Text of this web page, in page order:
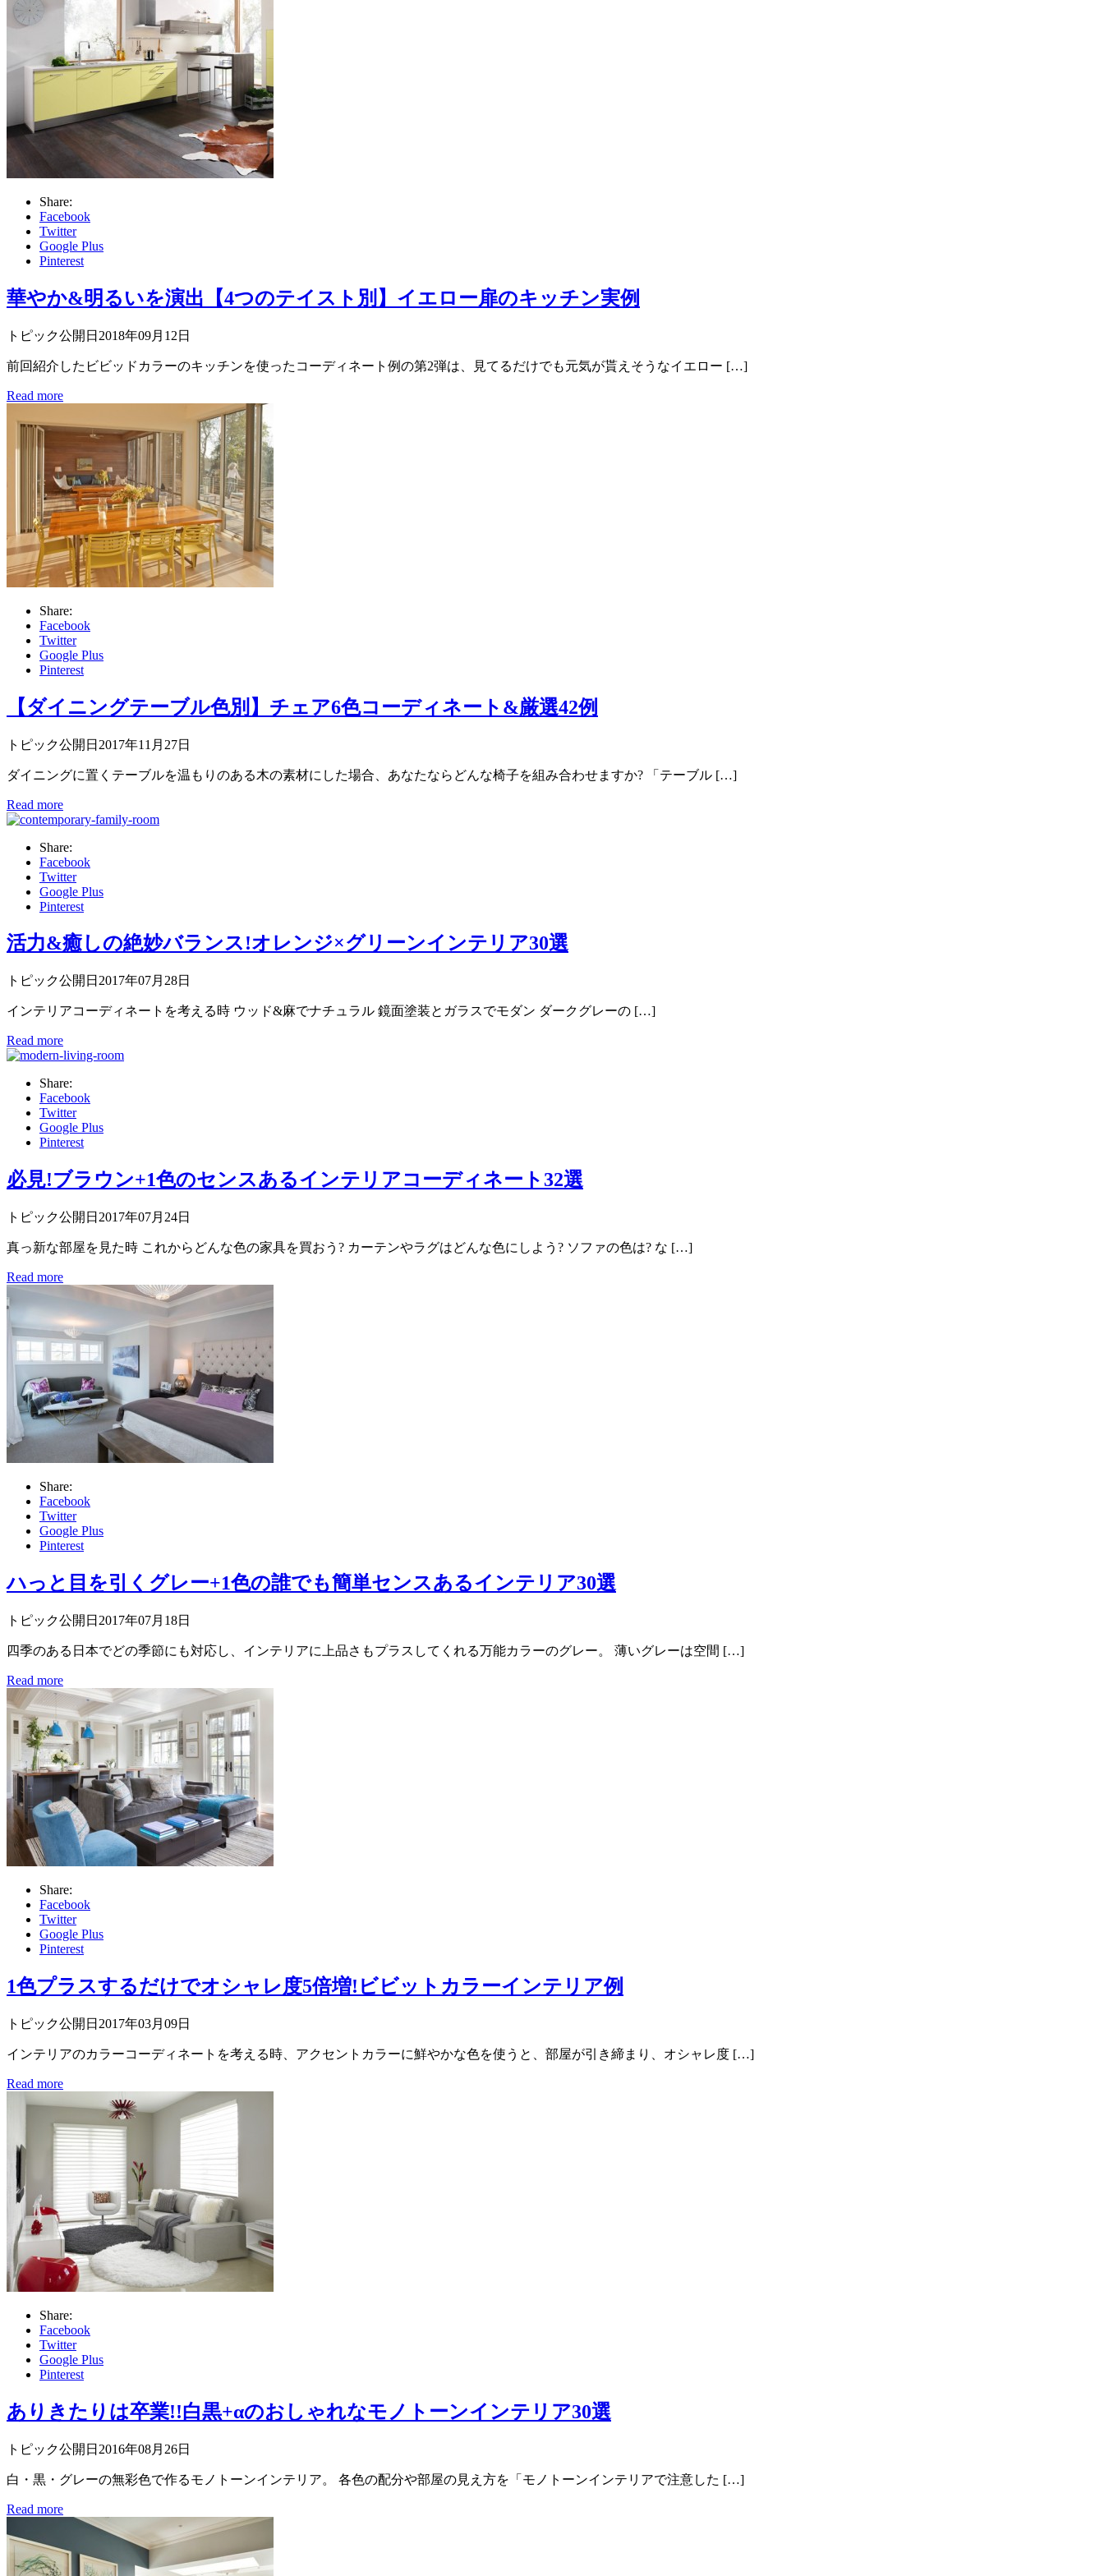
Share:
Facebook
Twitter
Google Plus
Pinterest
華やか&明るいを演出【4つのテイスト別】イエロー扉のキッチン実例
トピック公開日2018年09月12日
前回紹介したビビッドカラーのキッチンを使ったコーディネート例の第2弾は、見てるだけでも元気が貰えそうなイエロー […]
Read more
Share:
Facebook
Twitter
Google Plus
Pinterest
【ダイニングテーブル色別】チェア6色コーディネート&厳選42例
トピック公開日2017年11月27日
ダイニングに置くテーブルを温もりのある木の素材にした場合、あなたならどんな椅子を組み合わせますか? 「テーブル […]
Read more
Share:
Facebook
Twitter
Google Plus
Pinterest
活力&癒しの絶妙バランス!オレンジ×グリーンインテリア30選
トピック公開日2017年07月28日
インテリアコーディネートを考える時 ウッド&麻でナチュラル 鏡面塗装とガラスでモダン ダークグレーの […]
Read more
Share:
Facebook
Twitter
Google Plus
Pinterest
必見!ブラウン+1色のセンスあるインテリアコーディネート32選
トピック公開日2017年07月24日
真っ新な部屋を見た時 これからどんな色の家具を買おう? カーテンやラグはどんな色にしよう? ソファの色は? な […]
Read more
Share:
Facebook
Twitter
Google Plus
Pinterest
ハっと目を引くグレー+1色の誰でも簡単センスあるインテリア30選
トピック公開日2017年07月18日
四季のある日本でどの季節にも対応し、インテリアに上品さもプラスしてくれる万能カラーのグレー。 薄いグレーは空間 […]
Read more
Share:
Facebook
Twitter
Google Plus
Pinterest
1色プラスするだけでオシャレ度5倍増!ビビットカラーインテリア例
トピック公開日2017年03月09日
インテリアのカラーコーディネートを考える時、アクセントカラーに鮮やかな色を使うと、部屋が引き締まり、オシャレ度 […]
Read more
Share:
Facebook
Twitter
Google Plus
Pinterest
ありきたりは卒業!!白黒+αのおしゃれなモノトーンインテリア30選
トピック公開日2016年08月26日
白・黒・グレーの無彩色で作るモノトーンインテリア。 各色の配分や部屋の見え方を「モノトーンインテリアで注意した […]
Read more